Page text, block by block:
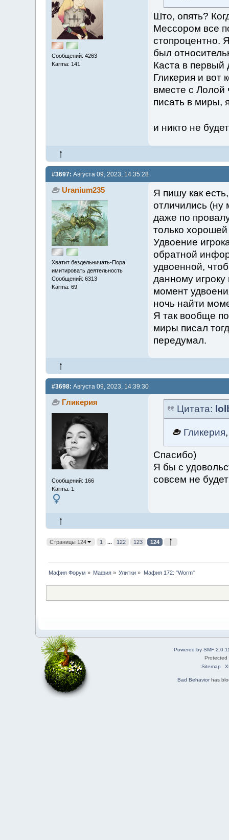
Сообщений: 4263
Karma: 141
Што, опять?
Мессором все
стопроцентно.
был
Каста в
Гликерия и вот
вместе с Лолой
писать в миры,
и никто не
#3697: Августа 09, 2023, 14:35:28
Uranium235
Хватит бездельничать-Пора
имитировать деятельность
Сообщений: 6313
Karma: 69
Я пишу как
отличились (ну
даже по
только
Удвоение
обратной
удвоенной,
данному
момент
ночь найти
Я так вообще
миры писал
передумал.
#3698: Августа 09, 2023, 14:39:30
Гликерия
Сообщений: 166
Karma: 1
Цитата:
Гликерия
Спасибо)
Я бы с
совсем не
Страницы 124 1 ... 122 123 124
Мафия Форум » Мафия » Улитки » Мафия 172: "Worm"
Powered by SMF
Sitemap
Bad Behaviorhas